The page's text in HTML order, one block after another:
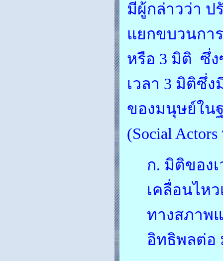
มีผู้กล่าวว่า ป
แยกขบวนกา
หรือ 3 มิติ ซึ่
เวลา 3 มิติซึ่
ของมนุษย์ใน
(Social
ก. มิติของ
เคลื่อนไห
ทางสภาพ
อิทธิพลต่อ